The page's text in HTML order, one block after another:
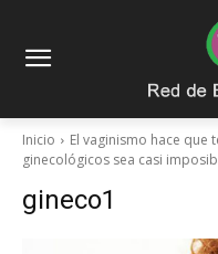
Inicio
El vaginismo hace que
ginecológicos sea casi
gineco1